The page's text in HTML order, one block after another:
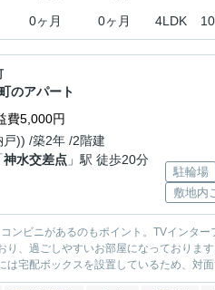
0ヶ月 0ヶ月 4LDK
のアパート
費5,000円
)) /築2年 /2階建
神水交差点 」駅 徒歩20分
駐輪場
敷地内
ンビニがあるのもポイント。TVインタ
、過ごしやすいお部屋になっておりま
宅配ボックスを設置しているため、対